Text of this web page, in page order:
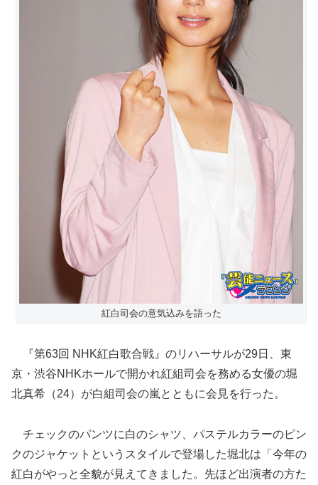
紅白司会の意気込みを語った
『第63回 NHK紅白歌合戦』のリハーサルが29日、東
京・渋谷NHKホールで開かれ紅組司会を務める女優の堀
北真希（24）が白組司会の嵐とともに会見を行った。
チェックのパンツに白のシャツ、パステルカラーのピン
クのジャケットというスタイルで登場した堀北は「今年の
紅白がやっと全貌が見えてきました。先ほど出演者の方た